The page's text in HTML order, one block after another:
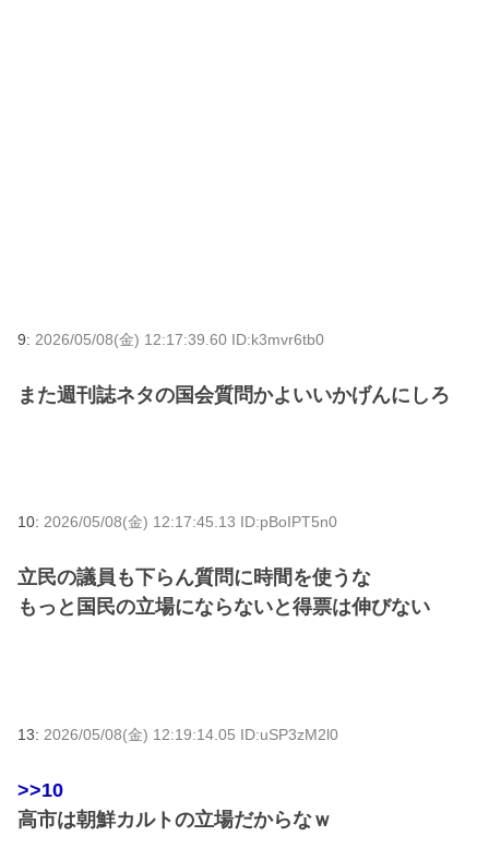
9: 2026/05/08(金) 12:17:39.60 ID:k3mvr6tb0
また週刊誌ネタの国会質問かよいいかげんにしろ
10: 2026/05/08(金) 12:17:45.13 ID:pBoIPT5n0
立民の議員も下らん質問に時間を使うな
もっと国民の立場にならないと得票は伸びない
13: 2026/05/08(金) 12:19:14.05 ID:uSP3zM2l0
>>10
高市は朝鮮カルトの立場だからなｗ